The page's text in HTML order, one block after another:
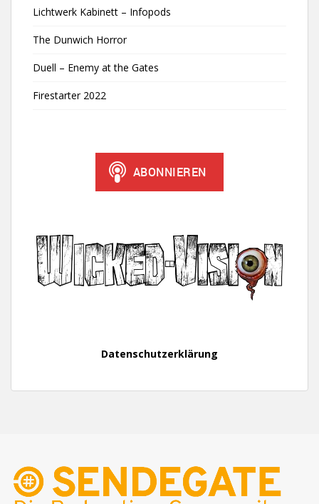
Lichtwerk Kabinett – Infopods
The Dunwich Horror
Duell – Enemy at the Gates
Firestarter 2022
Datenschutzerklärung